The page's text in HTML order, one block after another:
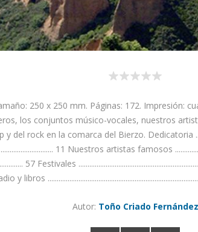
250 x 250 mm. Páginas: 172. Impresión:
los conjuntos músico-vocales, nuestros
en la comarca del Bierzo. Dedicatoria
11 Nuestros artistas famosos
57 Festivales
libros
Autor: Toño Criado Fernández